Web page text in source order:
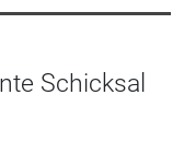
Schicksal